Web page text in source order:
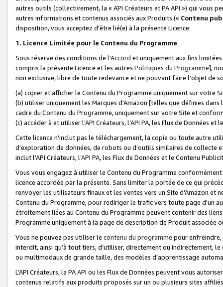
autres outils (collectivement, la « API Créateurs et PA API ») qui vous
autres informations et contenus associés aux Produits (« Contenu
disposition, vous acceptez d'être lié(e) à la présente Licence.
1. Licence Limitée pour le Contenu du Programme
Sous réserve des conditions de l'Accord et uniquement aux fins
compris la présente Licence et les autres Politiques du Programme],
non exclusive, libre de toute redevance et ne pouvant faire l'objet de
(a) copier et afficher le Contenu du Programme uniquement sur votre
(b) utiliser uniquement les Marques d'Amazon [telles que définies dans
cadre du Contenu du Programme, uniquement sur votre Site et
(c) accéder à et utiliser l’API Créateurs, l’API PA, les Flux de Données
Cette licence n'inclut pas le téléchargement, la copie ou toute autre
d’exploration de données, de robots ou d’outils similaires de
inclut l’API Créateurs, l’API PA, les Flux de Données et le Contenu
Vous vous engagez à utiliser le Contenu du Programme
licence accordée par la présente. Sans limiter la portée de ce qui
renvoyer les utilisateurs finaux et les ventes vers un Site d'Amazon et
Contenu du Programme, pour rediriger le trafic vers toute page d'un
étroitement liées au Contenu du Programme peuvent contenir des
Programme uniquement à la page de description de Produit associée
Vous ne pouvez pas utiliser le contenu du programme pour
interdit, ainsi qu’à tout tiers, d’utiliser, directement ou indirectement,
ou multimodaux de grande taille, des modèles d’apprentissage
L’API Créateurs, la PA API ou les Flux de Données peuvent vous
contenus relatifs aux produits proposés sur un ou plusieurs sites